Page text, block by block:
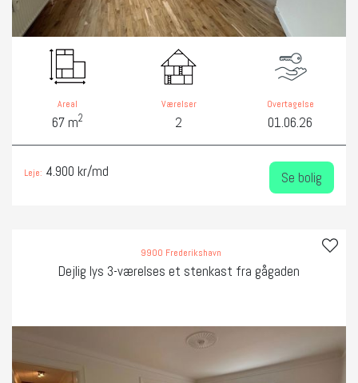
Areal
67 m2
Værelser
2
Overtagelse
01.06.26
Leje: 4.900 kr/md Se bolig
9900 Frederikshavn
Dejlig lys 3-værelses et stenkast fra gågaden